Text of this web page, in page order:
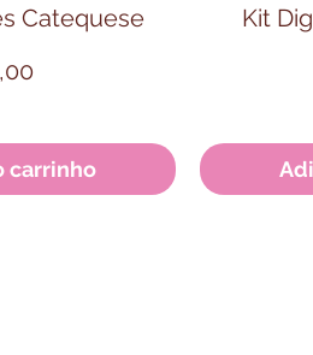
rápida
Catequese
carrinho
Kit